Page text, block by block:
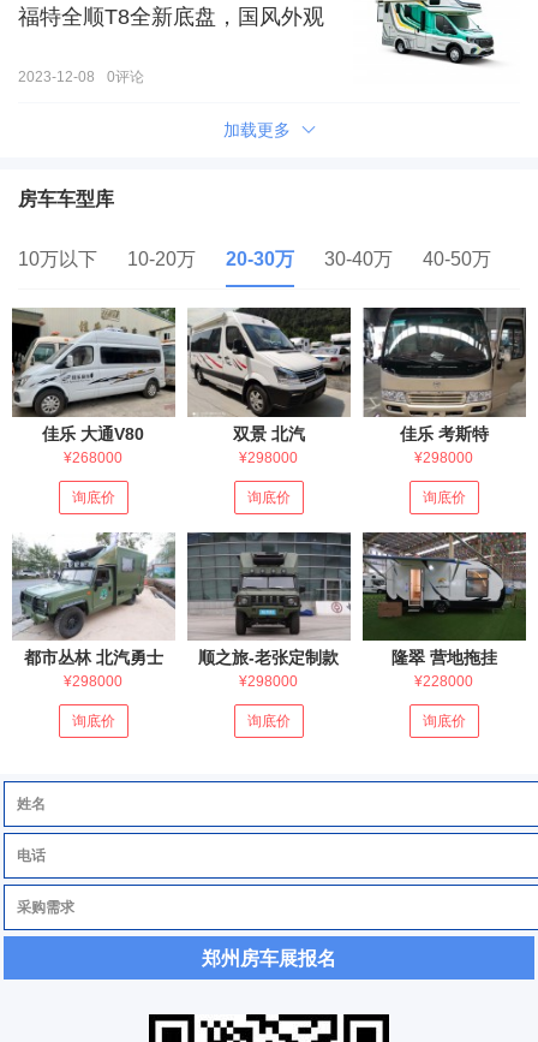
福特全顺T8全新底盘，国风外观
2023-12-08 0评论
加载更多
房车车型库
10万以下 10-20万 20-30万 30-40万 40-50万
佳乐 大通V80
¥268000
询底价
双景 北汽
¥298000
询底价
佳乐 考斯特
¥298000
询底价
都市丛林 北汽勇士
¥298000
询底价
顺之旅-老张定制款
¥298000
询底价
隆翠 营地拖挂
¥228000
询底价
郑州房车展报名